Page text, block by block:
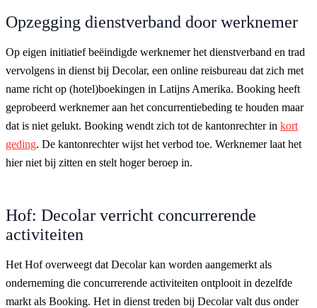
Opzegging dienstverband door werknemer
Op eigen initiatief beëindigde werknemer het dienstverband en trad
vervolgens in dienst bij Decolar, een online reisbureau dat zich met
name richt op (hotel)boekingen in Latijns Amerika. Booking heeft
geprobeerd werknemer aan het concurrentiebeding te houden maar
dat is niet gelukt. Booking wendt zich tot de kantonrechter in kort
geding. De kantonrechter wijst het verbod toe. Werknemer laat het
hier niet bij zitten en stelt hoger beroep in.
Hof: Decolar verricht concurrerende
activiteiten
Het Hof overweegt dat Decolar kan worden aangemerkt als
onderneming die concurrerende activiteiten ontplooit in dezelfde
markt als Booking. Het in dienst treden bij Decolar valt dus onder